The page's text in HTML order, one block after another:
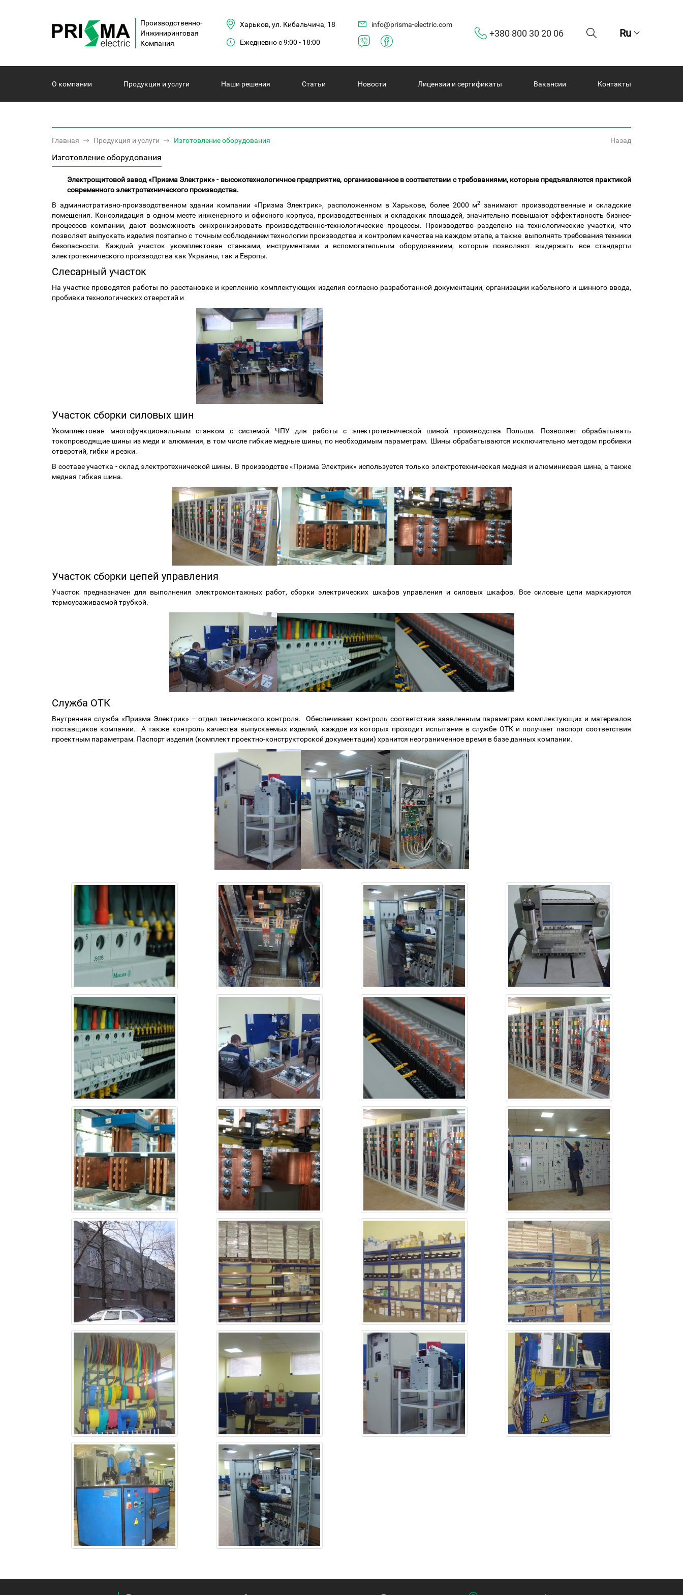
Производственно-
Инжиниринговая
Компания
Харьков, ул. Кибальчича, 18
Ежедневно с 9:00 - 18:00
info@prisma-electric.com
+380 800 30 20 06 Ru
О компании Продукция и услуги Наши решения Статьи Новости Лицензии и сертификаты Вакансии Контакты
Главная Продукция и услуги Изготовление оборудования Назад
Изготовление оборудования
Электрощитовой завод «Призма Электрик» - высокотехнологичное предприятие, организованное в соответствии с требованиями, которые предъявляются практикой
современного электротехнического производства.
В административно-производственном здании компании «Призма Электрик», расположенном в Харькове, более 2000 м2занимают производственные и складские
помещения. Консолидация в одном месте инженерного и офисного корпуса, производственных и складских площадей, значительно повышают эффективность бизнес-
процессов компании, дают возможность синхронизировать производственно-технологические процессы. Производство разделено на технологические участки, что
позволяет выпускать изделия поэтапно с точным соблюдением технологии производства и контролем качества на каждом этапе, а также выполнять требования техники
безопасности. Каждый участок укомплектован станками, инструментами и вспомогательным оборудованием, которые позволяют выдержать все стандарты
электротехнического производства как Украины, так и Европы.
Слесарный участок
На участке проводятся работы по расстановке и креплению комплектующих изделия согласно разработанной документации, организации кабельного и шинного ввода,
пробивки технологических отверстий и
Участок сборки силовых шин
Укомплектован многофункциональным станком с системой ЧПУ для работы с электротехнической шиной производства Польши. Позволяет обрабатывать
токопроводящие шины из меди и алюминия, в том числе гибкие медные шины, по необходимым параметрам. Шины обрабатываются исключительно методом пробивки
отверстий, гибки и резки.
В составе участка - склад электротехнической шины. В производстве «Призма Электрик» используется только электротехническая медная и алюминиевая шина, а также
медная гибкая шина.
Участок сборки цепей управления
Участок предназначен для выполнения электромонтажных работ, сборки электрических шкафов управления и силовых шкафов. Все силовые цепи маркируются
термоусаживаемой трубкой.
Служба ОТК
Внутренняя служба «Призма Электрик» – отдел технического контроля. Обеспечивает контроль соответствия заявленным параметрам комплектующих и материалов
поставщиков компании. А также контроль качества выпускаемых изделий, каждое из которых проходит испытания в службе ОТК и получает паспорт соответствия
проектным параметрам. Паспорт изделия (комплект проектно-конструкторской документации) хранится неограниченное время в базе данных компании.